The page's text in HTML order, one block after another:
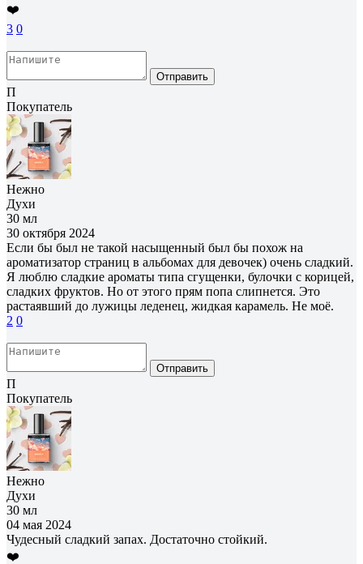
❤️
3 0
Отправить
П
Покупатель
Нежно
Духи
30 мл
30 октября 2024
Если бы был не такой насыщенный был бы похож на
ароматизатор страниц в альбомах для девочек) очень сладкий.
Я люблю сладкие ароматы типа сгущенки, булочки с корицей,
сладких фруктов. Но от этого прям попа слипнется. Это
растаявший до лужицы леденец, жидкая карамель. Не моё.
2 0
Отправить
П
Покупатель
Нежно
Духи
30 мл
04 мая 2024
Чудесный сладкий запах. Достаточно стойкий.
❤️